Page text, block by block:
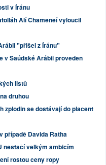
v Íránu
Alí Chameneí vyloučil
"přišel z Íránu"
v Saúdské Arábii proveden
listů
druhou
zplodin se dostávají do placent
případě Davida Ratha
nestačí velkým ambicím
rostou ceny ropy